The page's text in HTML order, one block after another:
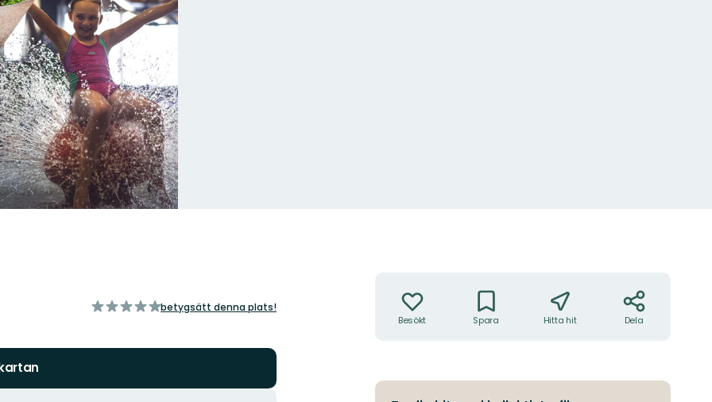
av
betygsätt denna plats!
Besökt Spara Hitta hit Dela